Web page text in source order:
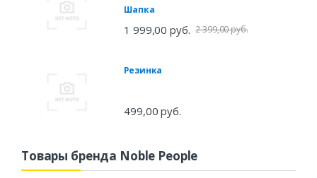
Шапка
1 999,00 руб. 2 399,00 руб.
Резинка
499,00 руб.
Товары бренда Noble People